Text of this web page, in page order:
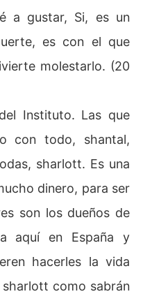
a gustar, Si, es un
es con el que
molestarlo. (20
Instituto. Las que
con todo, shantal,
sharlott. Es una
dinero, para ser
son los dueños de
aquí en España y
hacerles la vida
como sabrán